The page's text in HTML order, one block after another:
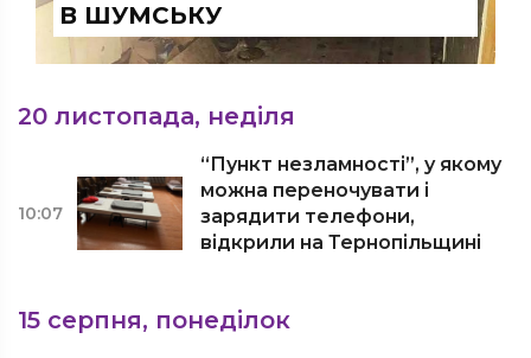
В ШУМСЬКУ
20 листопада, неділя
10:07
“Пункт незламності”, у якому
можна переночувати і
зарядити телефони,
відкрили на Тернопільщині
15 серпня, понеділок